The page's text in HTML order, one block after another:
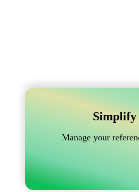
Simplify
Manage your